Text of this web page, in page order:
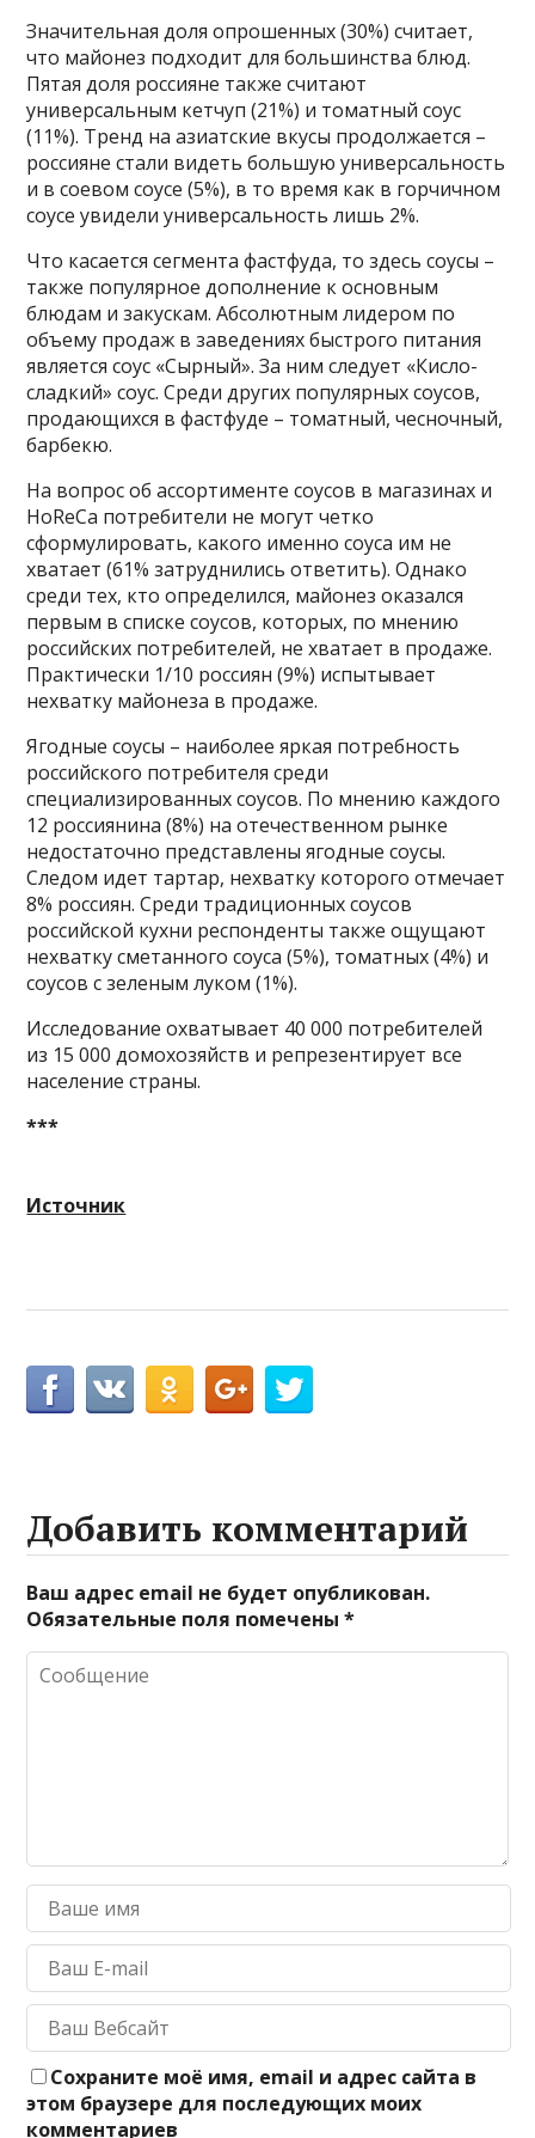
Значительная доля опрошенных (30%) считает,
что майонез подходит для большинства блюд.
Пятая доля россияне также считают
универсальным кетчуп (21%) и томатный соус
(11%). Тренд на азиатские вкусы продолжается –
россияне стали видеть большую универсальность
и в соевом соусе (5%), в то время как в горчичном
соусе увидели универсальность лишь 2%.
Что касается сегмента фастфуда, то здесь соусы –
также популярное дополнение к основным
блюдам и закускам. Абсолютным лидером по
объему продаж в заведениях быстрого питания
является соус «Сырный». За ним следует «Кисло-
сладкий» соус. Среди других популярных соусов,
продающихся в фастфуде – томатный, чесночный,
барбекю.
На вопрос об ассортименте соусов в магазинах и
HoReCa потребители не могут четко
сформулировать, какого именно соуса им не
хватает (61% затруднились ответить). Однако
среди тех, кто определился, майонез оказался
первым в списке соусов, которых, по мнению
российских потребителей, не хватает в продаже.
Практически 1/10 россиян (9%) испытывает
нехватку майонеза в продаже.
Ягодные соусы – наиболее яркая потребность
российского потребителя среди
специализированных соусов. По мнению каждого
12 россиянина (8%) на отечественном рынке
недостаточно представлены ягодные соусы.
Следом идет тартар, нехватку которого отмечает
8% россиян. Среди традиционных соусов
российской кухни респонденты также ощущают
нехватку сметанного соуса (5%), томатных (4%) и
соусов с зеленым луком (1%).
Исследование охватывает 40 000 потребителей
из 15 000 домохозяйств и репрезентирует все
население страны.
***
Источник
Добавить комментарий
Ваш адрес email не будет опубликован.
Обязательные поля помечены*
Сохраните моё имя, email и адрес сайта в
этом браузере для последующих моих
комментариев